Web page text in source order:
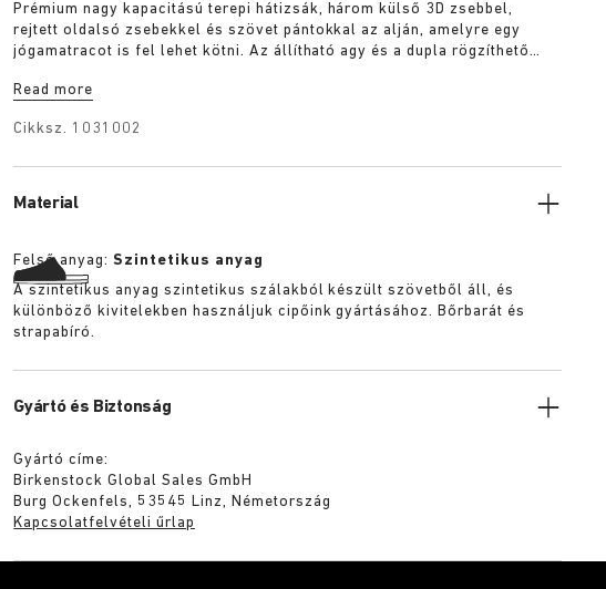
Prémium nagy kapacitású terepi hátizsák, három külső 3D zsebbel,
rejtett oldalsó zsebekkel és szövet pántokkal az alján, amelyre egy
jógamatracot is fel lehet kötni. Az állítható agy és a dupla rögzíthető
egy egész hétvégére is lehet csomagolni bele. A hátizsák teljes
felfüggesztett laptopzsebbel rendelkezik. A gyorskioldó csatok lehetővé
Read more
Cikksz. 1031002
Material
Felső anyag:Szintetikus anyag
A szintetikus anyag szintetikus szálakból készült szövetből áll, és
különböző kivitelekben használjuk cipőink gyártásához. Bőrbarát és
strapabíró.
Gyártó és Biztonság
Gyártó címe:
Birkenstock Global Sales GmbH
Burg Ockenfels, 53545 Linz, Németország
Kapcsolatfelvételi űrlap